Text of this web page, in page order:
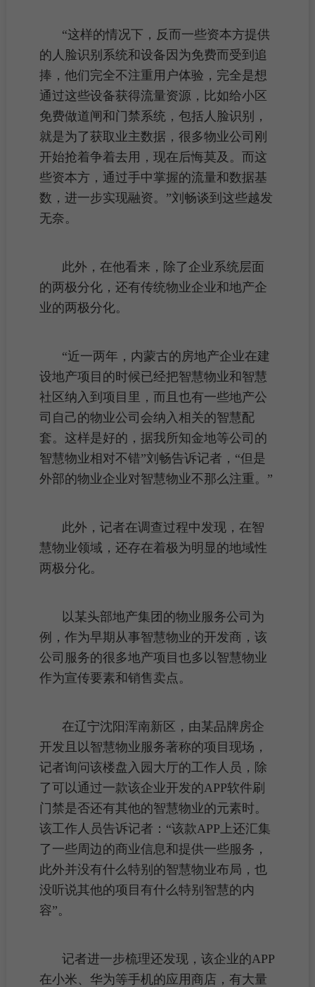
“这样的情况下，反而一些资本方提供
的人脸识别系统和设备因为免费而受到追
捧，他们完全不注重用户体验，完全是想
通过这些设备获得流量资源，比如给小区
免费做道闸和门禁系统，包括人脸识别，
就是为了获取业主数据，很多物业公司 刚
开始抢着争着去用，现在后悔莫及。而这
些资本方，通过手中掌握的流量和数据基
数，进一步实现融资。”刘畅谈到这些越发
无奈。
此外，在他看来，除了企业系统层面
的两极分化，还有传统物业企业和地产企
业的两极分化。
“近一两年，内蒙古的房地产企业在建
设地产项目的时候已经把智慧物业和智慧
社区纳入到项目里，而且也有一些地产公
司自己的物业公司 会纳入相关的智慧配
套。这样是好的，据我所知金地等公司的
智慧物业相对不错”刘畅告诉记者，“但是
外部的物业企业对智慧物业不那么注重。”
此外，记者在调查过程中发现，在智
慧物业领域，还存在着极为明显的地域性
两极分化。
以某头部地产集团的物业服务公司为
例，作为早期从事智慧物业的开发商 ，该
公司服务的很多地产项目也多以智慧物业
作为宣传要素和销售卖点。
在辽宁沈阳浑南新区，由某品牌房企
开发且以智慧物业服务著称的项目现场，
记者询问该楼盘 入园大厅的工作人员，除
了可以通过一款该企业开发的APP软件刷
门禁是否还有其他的智慧物业的元素时。
该工作人员告诉记者：“该款APP上还汇集
了一些周边的商业信息和提供一些服务，
此外并没有什么特别的智慧物业布局，也
没听说其他的项目有什么特别智慧的内
容”。
记者进一步梳理还发现，该企业的APP
在小米、华为等手机的应用商店，有大量